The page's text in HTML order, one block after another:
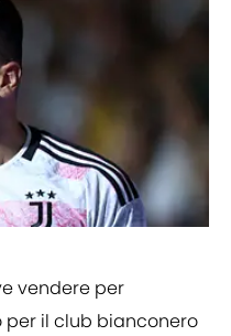
vendere per
il club bianconero